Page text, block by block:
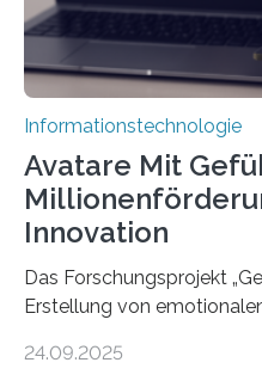
Informationstechnologie
Avatare Mit
Innovation
Das Forschungsprojekt
Erstellung von
Förderung in Höhe von
24.09.2025